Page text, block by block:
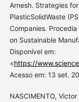
Arnesh. Strategies
PlasticSolidWaste
Companies.
on Sustainable
Disponível em:
<https://
Acesso em: 13 set.
NASCIMENTO,